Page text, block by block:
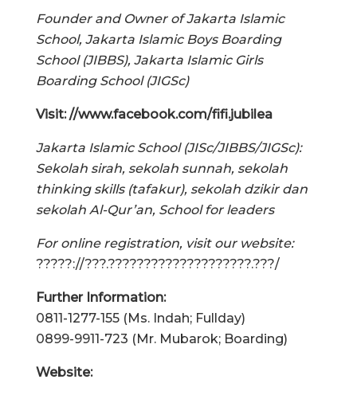
Founder and Owner of Jakarta Islamic
School, Jakarta Islamic Boys Boarding
School (JIBBS), Jakarta Islamic Girls
Boarding School (JIGSc)
Visit: //www.facebook.com/fifi.jubilea
Jakarta Islamic School (JISc/JIBBS/JIGSc):
Sekolah sirah, sekolah sunnah, sekolah
thinking skills (tafakur), sekolah dzikir dan
sekolah Al-Qur’an, School for leaders
For online registration, visit our website:
?????://???.????????????????????.???/
Further Information:
0811-1277-155 (Ms. Indah; Fullday)
0899-9911-723 (Mr. Mubarok; Boarding)
Website: